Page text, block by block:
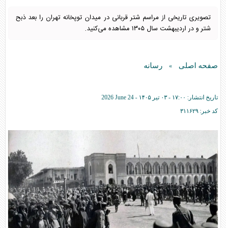
تصویری تاریخی از مراسم شتر قربانی در میدان توپخانه تهران را بعد ذبح
شتر و در اردیبهشت سال ۱۳۰۵ مشاهده می‌کنید.
صفحه اصلی » رسانه
تاریخ انتشار: ۱۷:۰۰ - ۰۳ تير ۱۴۰۵ -
2026 June 24
کد خبر: ۳۱۱۶۲۹